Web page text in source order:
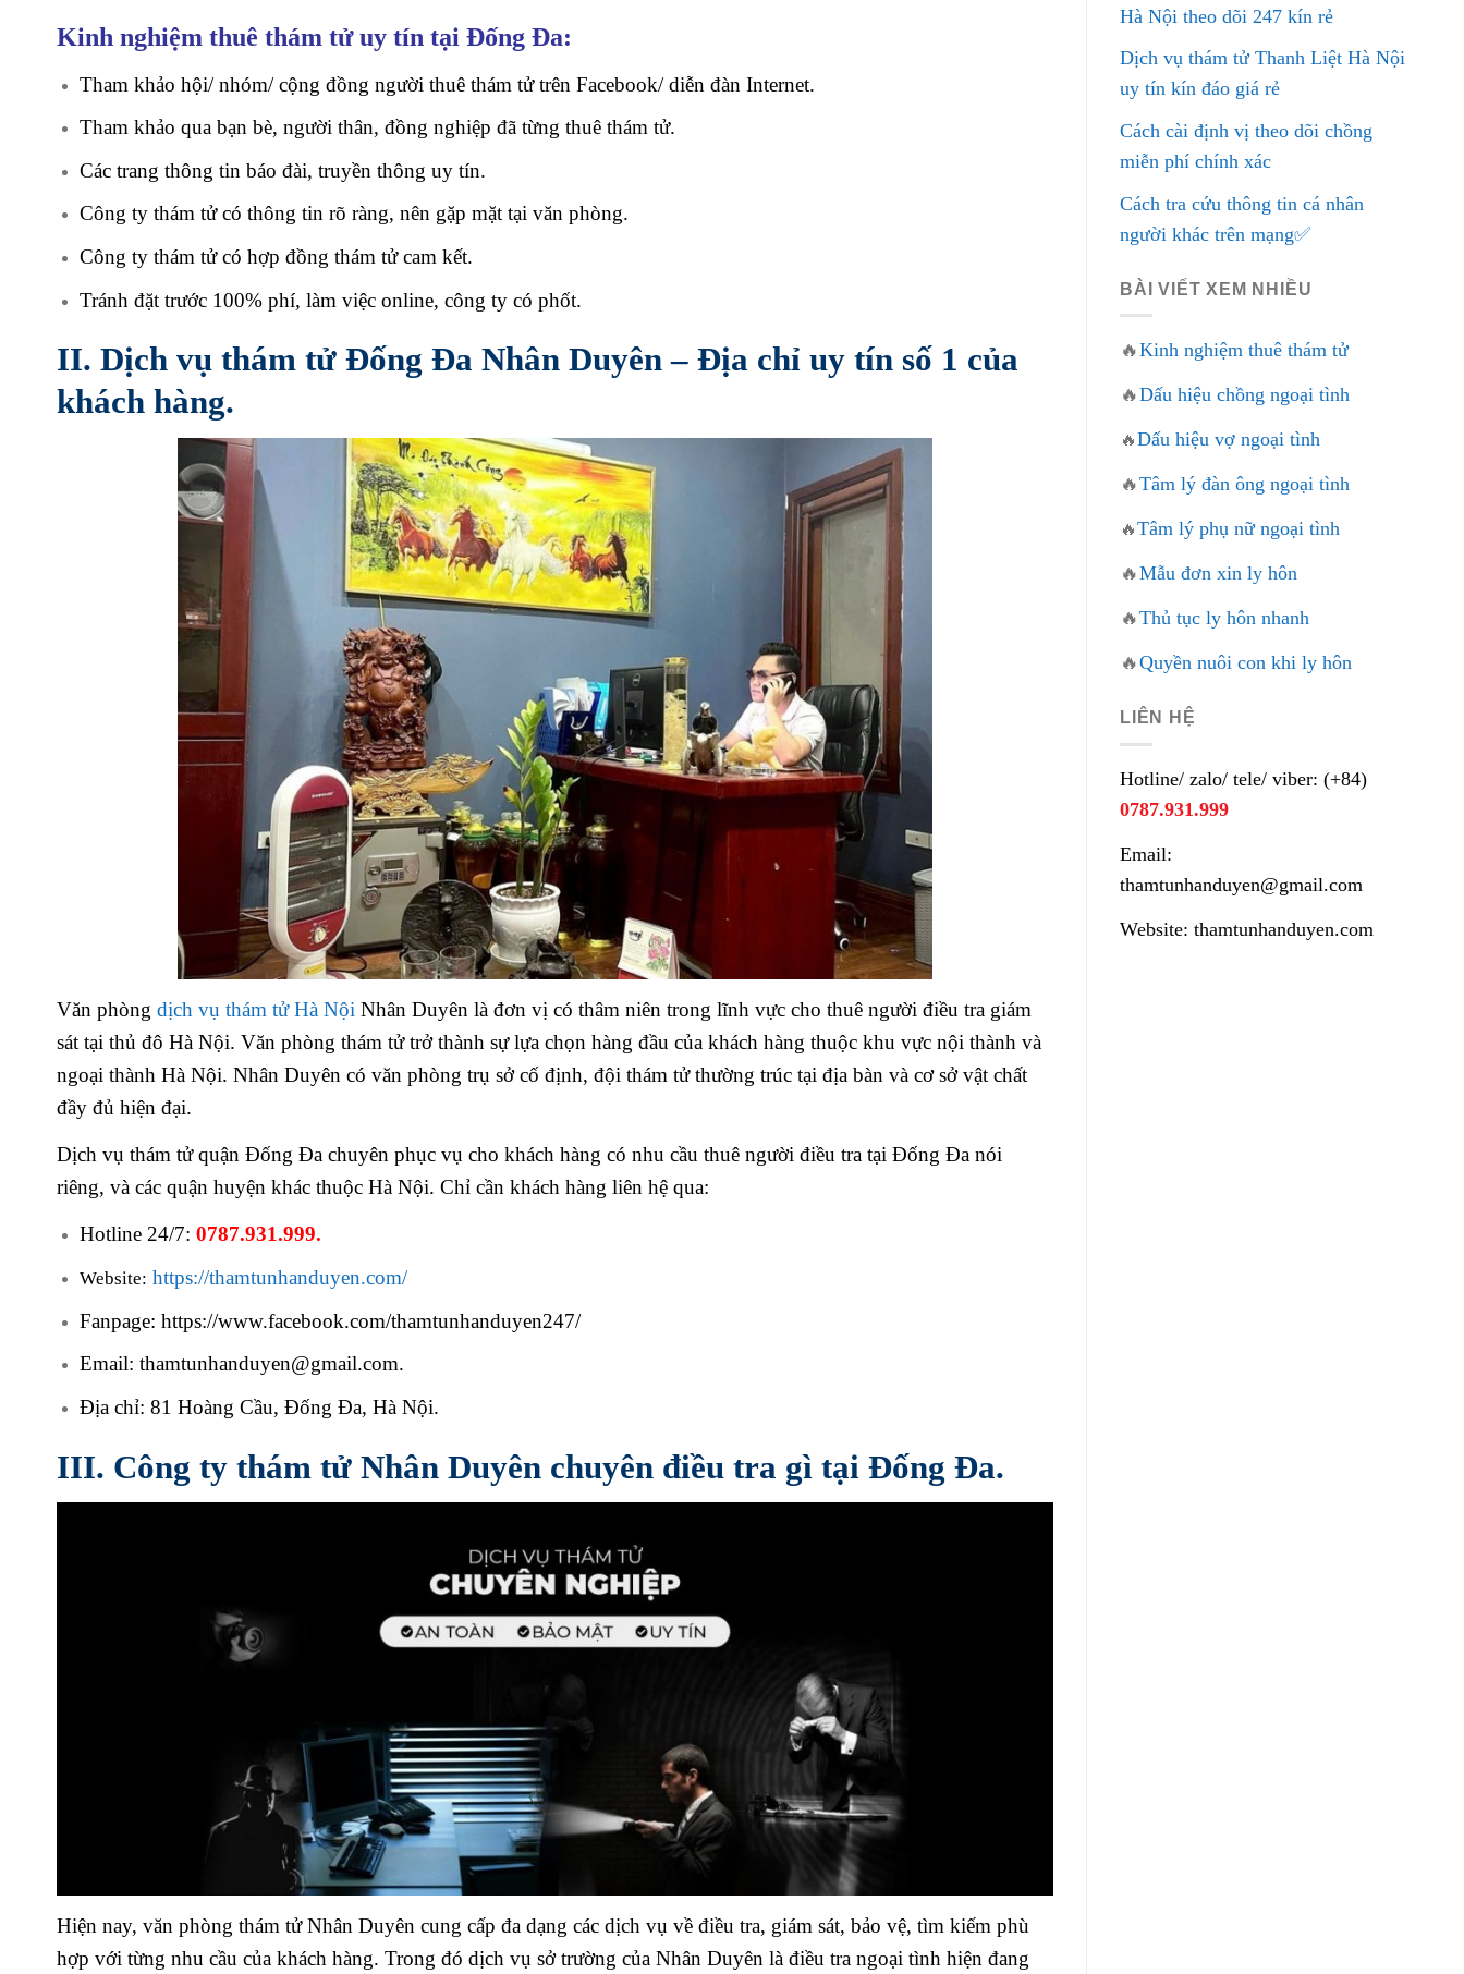
Kinh nghiệm thuê thám tử uy tín tại Đống Đa:
Tham khảo hội/ nhóm/ cộng đồng người thuê thám tử trên Facebook/ diễn đàn Internet.
Tham khảo qua bạn bè, người thân, đồng nghiệp đã từng thuê thám tử.
Các trang thông tin báo đài, truyền thông uy tín.
Công ty thám tử có thông tin rõ ràng, nên gặp mặt tại văn phòng.
Công ty thám tử có hợp đồng thám tử cam kết.
Tránh đặt trước 100% phí, làm việc online, công ty có phốt.
II. Dịch vụ thám tử Đống Đa Nhân Duyên – Địa chỉ uy tín số 1 của
khách hàng.
Văn phòng dịch vụ thám tử Hà Nội Nhân Duyên là đơn vị có thâm niên trong lĩnh vực cho thuê người điều tra giám
sát tại thủ đô Hà Nội. Văn phòng thám tử trở thành sự lựa chọn hàng đầu của khách hàng thuộc khu vực nội thành và
ngoại thành Hà Nội. Nhân Duyên có văn phòng trụ sở cố định, đội thám tử thường trúc tại địa bàn và cơ sở vật chất
đầy đủ hiện đại.
Dịch vụ thám tử quận Đống Đa chuyên phục vụ cho khách hàng có nhu cầu thuê người điều tra tại Đống Đa nói
riêng, và các quận huyện khác thuộc Hà Nội. Chỉ cần khách hàng liên hệ qua:
Hotline 24/7: 0787.931.999.
Website: https://thamtunhanduyen.com/
Fanpage: https://www.facebook.com/thamtunhanduyen247/
Email: thamtunhanduyen@gmail.com.
Địa chỉ: 81 Hoàng Cầu, Đống Đa, Hà Nội.
III. Công ty thám tử Nhân Duyên chuyên điều tra gì tại Đống Đa.
Hiện nay, văn phòng thám tử Nhân Duyên cung cấp đa dạng các dịch vụ về điều tra, giám sát, bảo vệ, tìm kiếm phù
hợp với từng nhu cầu của khách hàng. Trong đó dịch vụ sở trường của Nhân Duyên là điều tra ngoại tình hiện đang
Hà Nội theo dõi 247 kín rẻ
Dịch vụ thám tử Thanh Liệt Hà Nội
uy tín kín đáo giá rẻ
Cách cài định vị theo dõi chồng
miễn phí chính xác
Cách tra cứu thông tin cá nhân
người khác trên mạng✅
BÀI VIẾT XEM NHIỀU
🔥Kinh nghiệm thuê thám tử
🔥Dấu hiệu chồng ngoại tình
🔥Dấu hiệu vợ ngoại tình
🔥Tâm lý đàn ông ngoại tình
🔥Tâm lý phụ nữ ngoại tình
🔥Mẫu đơn xin ly hôn
🔥Thủ tục ly hôn nhanh
🔥Quyền nuôi con khi ly hôn
LIÊN HỆ
Hotline/ zalo/ tele/ viber: (+84)
0787.931.999
Email:
thamtunhanduyen@gmail.com
Website: thamtunhanduyen.com